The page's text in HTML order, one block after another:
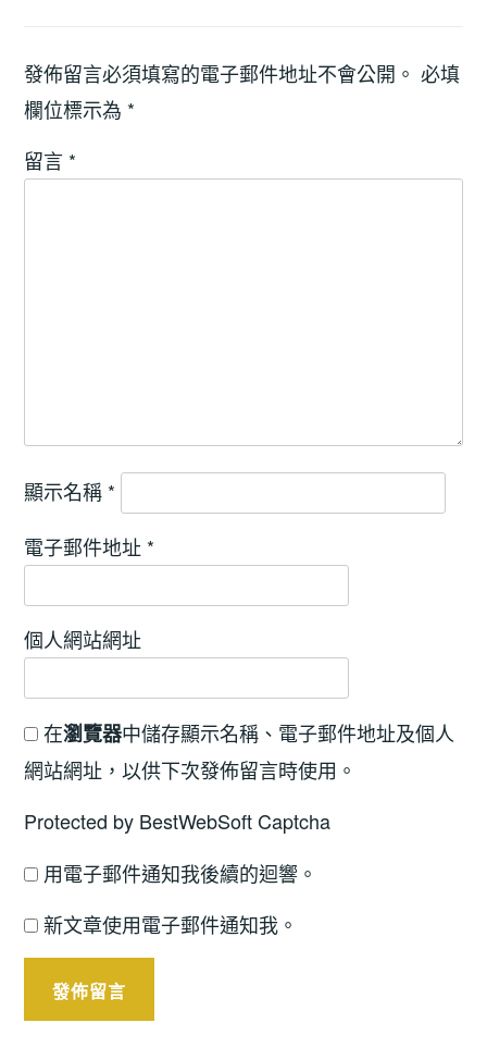
發佈留言必須填寫的電子郵件地址不會公開。 必填
欄位標示為 *
留言 *
顯示名稱 *
電子郵件地址 *
個人網站網址
在瀏覽器中儲存顯示名稱、電子郵件地址及個人
網站網址，以供下次發佈留言時使用。
Protected by BestWebSoft Captcha
用電子郵件通知我後續的迴響。
新文章使用電子郵件通知我。